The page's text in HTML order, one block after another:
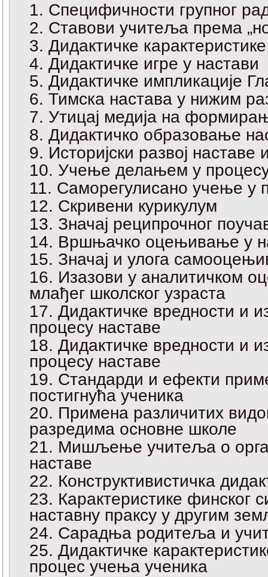
Специфичности групног
Ставови учитеља према
Дидактичке
Дидактичке игре у настави
Дидактичке импликације
Тимска настава у нижим
Утицај медија на
Дидактичко образовање
Историјски развој наставе
Учење делањем у
Саморегулисано учење у
Скривени курикулум
Значај реципрочног
Вршњачко оцењивање у
Значај и улога
Изазови у аналитичком
млађег школског узраста
Дидактичке вредности и
процесу наставе
Дидактичке вредности и
процесу наставе
Стандарди и ефекти
постигнућа ученика
Примена различитих
разредима основне школе
Мишљење учитеља о
наставе
Конструктивистичка
Карактеристике финског
наставну праксу у другим
Сарадња родитеља и
Дидактичке
процес учења ученика